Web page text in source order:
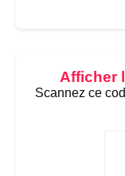
Afficher
Scannez ce